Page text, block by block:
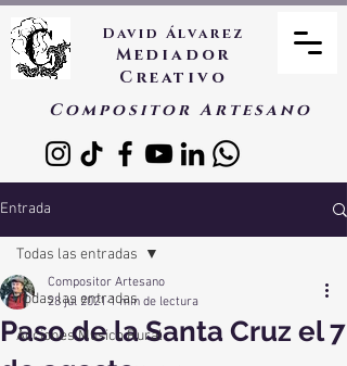
David Álvarez
Mediador
Creativo
Compositor Artesano
Entrada
Todas las entradas
Acciones Músico Rural
Todas las entradas
Paso de la Santa Cruz el 7
Compositor Artesano
28 jul 2021 1 min de lectura